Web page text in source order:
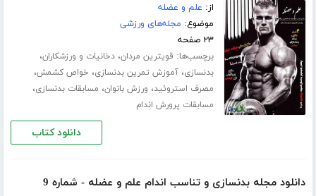
از: علم و عضله
موضوع: مجله‌های ورزشی
۲۳ صفحه
برچسب‌ها: قویترین مردان،دخانیات و ورزشکاران،
بدنسازی،آموزش تمرین بدنسازی، خواص کشمش،
مصرف استروئید، ورزش بانوان، مسابقات بدنسازی،
مسابقات پرورش اندام
دانلود کتاب
دانلود مجله بدنسازی و تناسب اندام علم و عضله - شماره 9